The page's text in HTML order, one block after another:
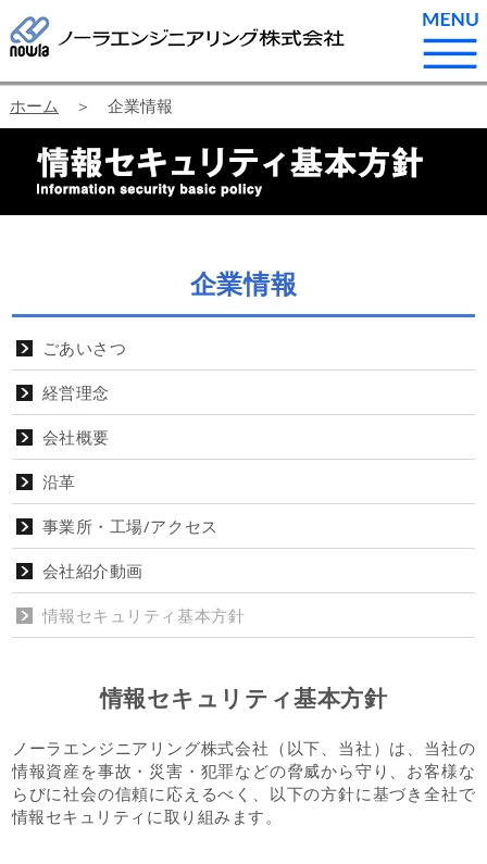
ホーム ＞ 企業情報
企業情報
ごあいさつ
経営理念
会社概要
沿革
事業所・工場/アクセス
会社紹介動画
情報セキュリティ 基本方針
情報セキュリティ基本方針
ノーラエンジニアリング株式会社（以下、当社）は、当社の
情報資産を事故・災害・犯罪などの脅威から守り、お客様な
らびに社会の信頼に応えるべく、以下の方針に基づき全社で
情報セキュリティに取り組みます。